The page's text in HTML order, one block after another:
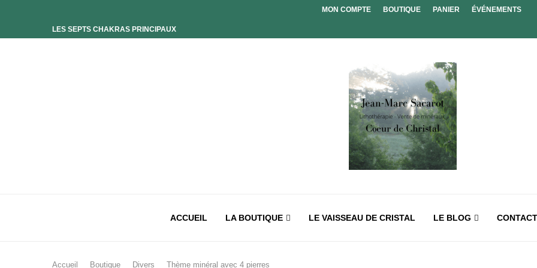
LES SEPTS CHAKRAS PRINCIPAUX
MON COMPTE BOUTIQUE PANIER ÉVÉNEMENTS
ACCUEIL LA BOUTIQUE LE VAISSEAU DE CRISTAL LE BLOG CONTACT
Accueil Boutique Divers Thème minéral avec 4 pierres